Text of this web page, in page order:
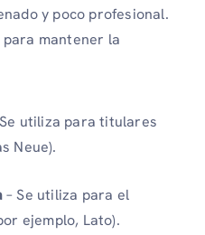
y poco profesional.
mantener la
utiliza para titulares
Neue).
– Se utiliza para el
ejemplo, Lato).